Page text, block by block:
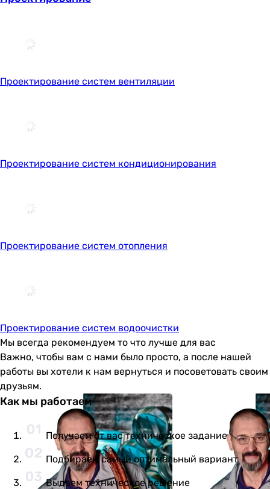
Проектирование систем вентиляции
Проектирование систем кондиционирования
Проектирование систем отопления
Проектирование систем водоочистки
Мы всегда рекомендуем то что лучше для вас
Важно, чтобы вам с нами было просто, а после нашей
работы вы хотели к нам вернуться и посоветовать своим
друзьям.
Как мы работаем
Получаем от вас техническое задание
Подбираем самый оптимальный вариант
Выдаем техническое решение